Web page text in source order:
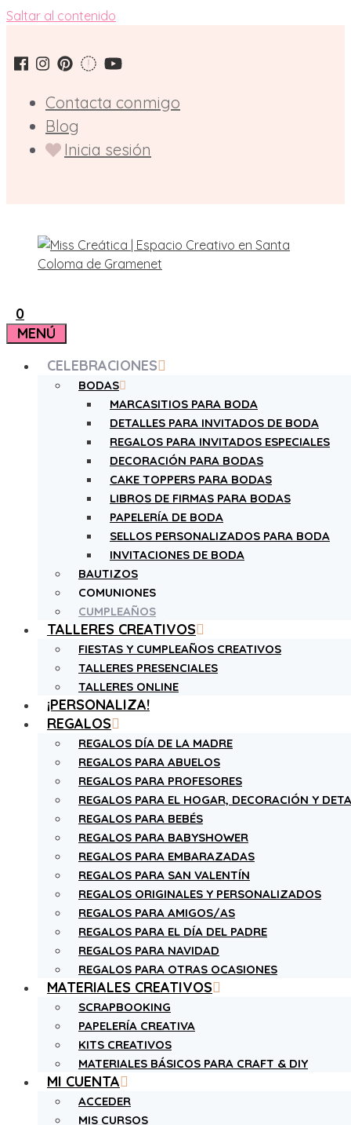
Saltar al contenido
Contacta conmigo
Blog
Inicia sesión
0
MENÚ
CELEBRACIONES
BODAS
MARCASITIOS PARA BODA
DETALLES PARA INVITADOS DE BODA
REGALOS PARA INVITADOS ESPECIALES
DECORACIÓN PARA BODAS
CAKE TOPPERS PARA BODAS
LIBROS DE FIRMAS PARA BODAS
PAPELERÍA DE BODA
SELLOS PERSONALIZADOS PARA BODA
INVITACIONES DE BODA
BAUTIZOS
COMUNIONES
CUMPLEAÑOS
TALLERES CREATIVOS
FIESTAS Y CUMPLEAÑOS CREATIVOS
TALLERES PRESENCIALES
TALLERES ONLINE
¡PERSONALIZA!
REGALOS
REGALOS DÍA DE LA MADRE
REGALOS PARA ABUELOS
REGALOS PARA PROFESORES
REGALOS PARA EL HOGAR, DECORACIÓN Y
REGALOS PARA BEBÉS
REGALOS PARA BABYSHOWER
REGALOS PARA EMBARAZADAS
REGALOS PARA SAN VALENTÍN
REGALOS ORIGINALES Y PERSONALIZADOS
REGALOS PARA AMIGOS/AS
REGALOS PARA EL DÍA DEL PADRE
REGALOS PARA NAVIDAD
REGALOS PARA OTRAS OCASIONES
MATERIALES CREATIVOS
SCRAPBOOKING
PAPELERÍA CREATIVA
KITS CREATIVOS
MATERIALES BÁSICOS PARA CRAFT & DIY
MI CUENTA
ACCEDER
MIS CURSOS